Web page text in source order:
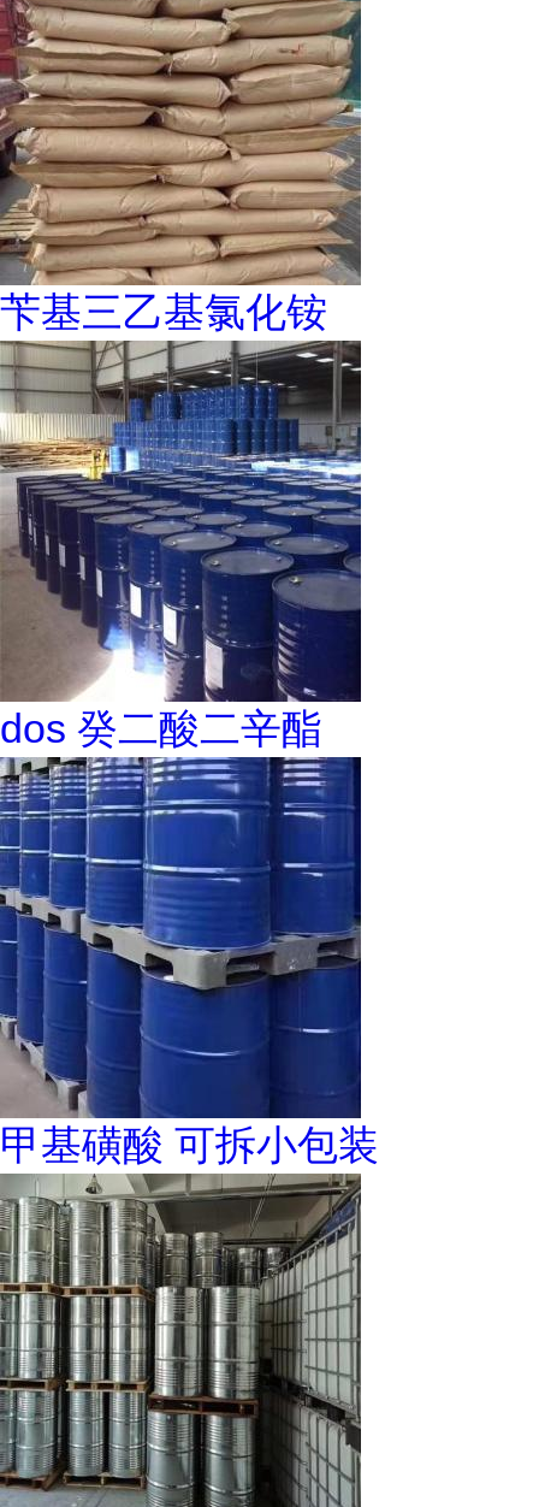
苄基三乙基氯化铵
dos 癸二酸二辛酯
甲基磺酸 可拆小包装